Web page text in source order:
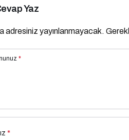
Yaz
adresiniz yayınlanmayacak.
*
*